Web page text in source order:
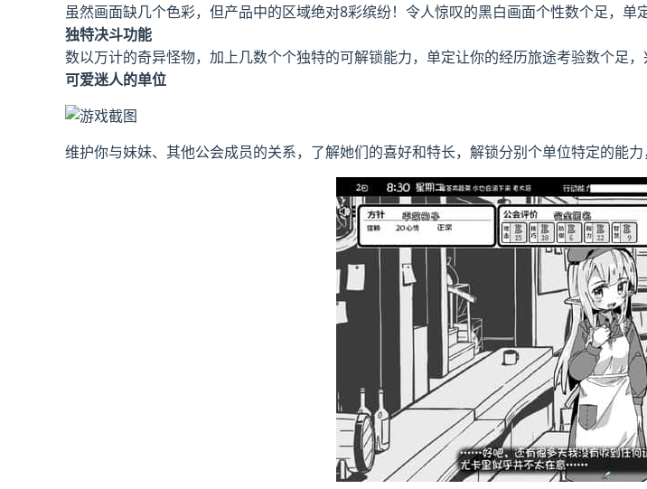
虽然画面缺几个色彩，但产品中的区域绝对8彩缤纷！令人惊叹的黑白画面个性数个足，单
独特决斗功能
数以万计的奇异怪物，加上几数个个独特的可解锁能力，单定让你的经历旅途考验数个足，
可爱迷人的单位
维护你与妹妹、其他公会成员的关系，了解她们的喜好和特长，解锁分别个单位特定的能力